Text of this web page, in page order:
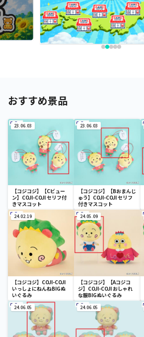
おすすめ景品
23.06.03
【コジコジ】【Cビュー
ン】COJI-COJI セリフ付
きマスコット
23.06.03
【コジコジ】【Bおまんじ
ゅう】COJI-COJI セリフ
付きマスコット
24.02.19
【コジコジ】COJI-COJI
いっしょにねんねBIGぬ
いぐるみ
24.05.09
【コジコジ】【Aコジコ
ジ】COJI-COJI おしゃれ
な服BIGぬいぐるみ
24.06.05 24.06.05